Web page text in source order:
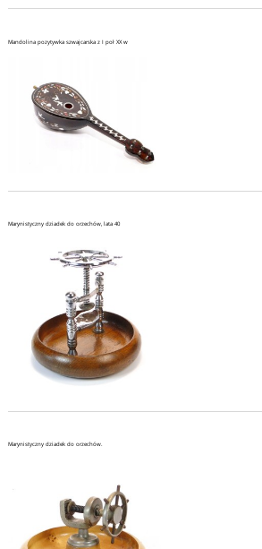
Mandolina pozytywka szwajcarska z I poł XX w
Marynistyczny dziadek do orzechów, lata 40
Marynistyczny dziadek do orzechów.